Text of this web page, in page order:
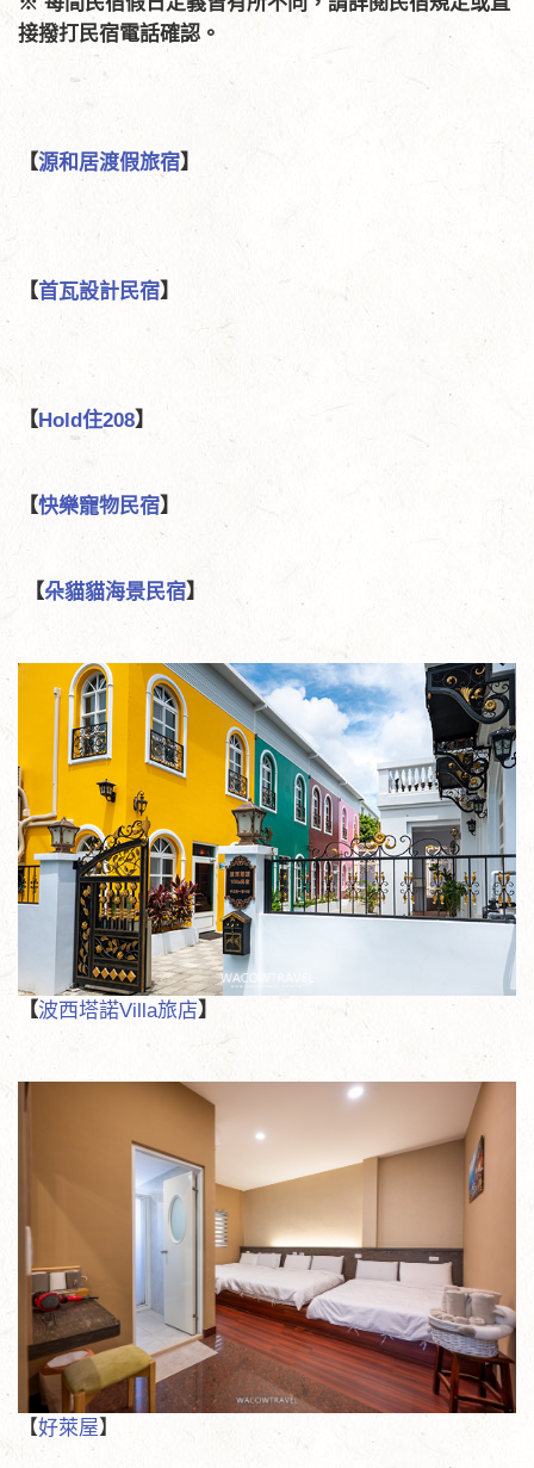
接撥打民宿電話確認。
【源和居渡假旅宿】
【首瓦設計民宿】
【Hold住208】
【快樂寵物民宿】
【朵貓貓海景民宿】
【波西塔諾Villa旅店】
【好萊屋】